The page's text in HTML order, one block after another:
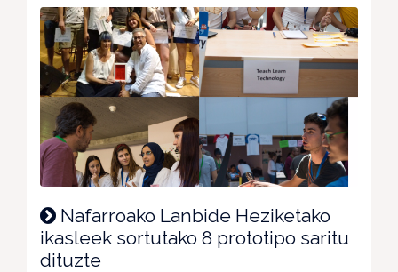
Nafarroako Lanbide Heziketako
ikasleek sortutako 8 prototipo saritu
dituzte